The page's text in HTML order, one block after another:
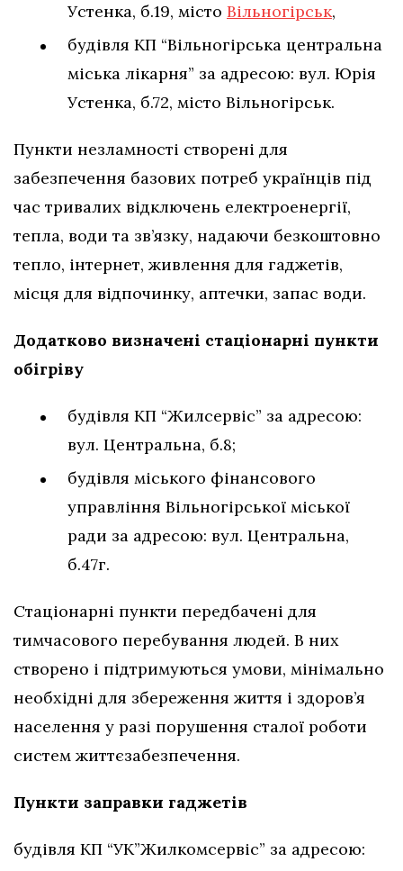
Устенка, б.19, місто Вільногірськ,
будівля КП “Вільногірська центральна
міська лікарня” за адресою: вул. Юрія
Устенка, б.72, місто Вільногірськ.
Пункти незламності створені для
забезпечення базових потреб українців під
час тривалих відключень електроенергії,
тепла, води та зв’язку, надаючи безкоштовно
тепло, інтернет, живлення для гаджетів,
місця для відпочинку, аптечки, запас води.
Додатково визначені стаціонарні пункти
обігріву
будівля КП “Жилсервіс” за адресою:
вул. Центральна, б.8;
будівля міського фінансового
управління Вільногірської міської
ради за адресою: вул. Центральна,
б.47г.
Стаціонарні пункти передбачені для
тимчасового перебування людей. В них
створено і підтримуються умови, мінімально
необхідні для збереження життя і здоров’я
населення у разі порушення сталої роботи
систем життєзабезпечення.
Пункти заправки гаджетів
будівля КП “УК”Жилкомсервіс” за адресою: